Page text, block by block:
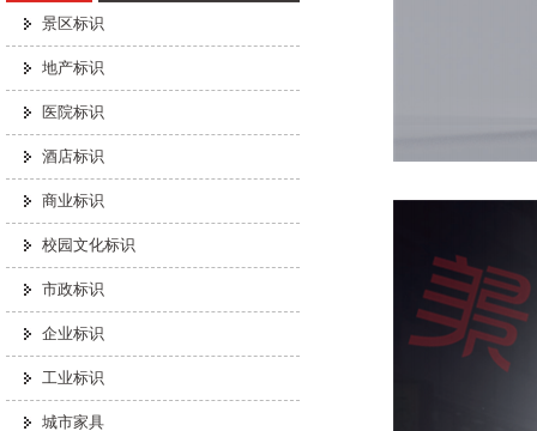
景区标识
地产标识
医院标识
酒店标识
商业标识
校园文化标识
市政标识
企业标识
工业标识
城市家具